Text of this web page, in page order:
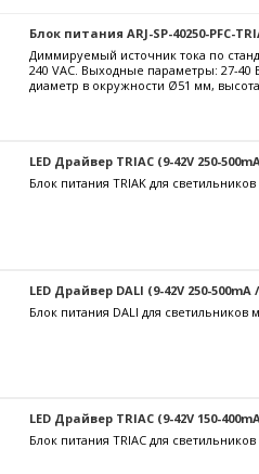
Блок питания ARJ-SP-40250-PFC-
Диммируемый источник тока по
240 VAC. Выходные параметры: 27-40
диаметр в окружности Ø51 мм,
LED Драйвер TRIAC (9-42V 250-
Блок питания TRIAK для
LED Драйвер DALI (9-42V 250-500mA
Блок питания DALI для светильников
LED Драйвер TRIAC (9-42V 150-
Блок питания TRIAC для